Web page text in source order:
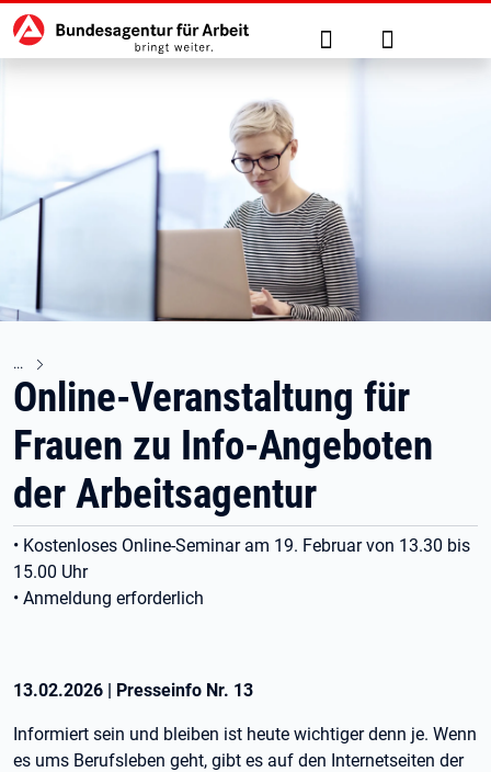
zu den Hauptinhalten springen
Hauptnavigation Suche Anmelden
Online-Veranstaltung für
Frauen zu Info-Angeboten
der Arbeitsagentur
• Kostenloses Online-Seminar am 19. Februar von 13.30 bis
15.00 Uhr
• Anmeldung erforderlich
13.02.2026 | Presseinfo Nr. 13
Informiert sein und bleiben ist heute wichtiger denn je. Wenn
es ums Berufsleben geht, gibt es auf den Internetseiten der